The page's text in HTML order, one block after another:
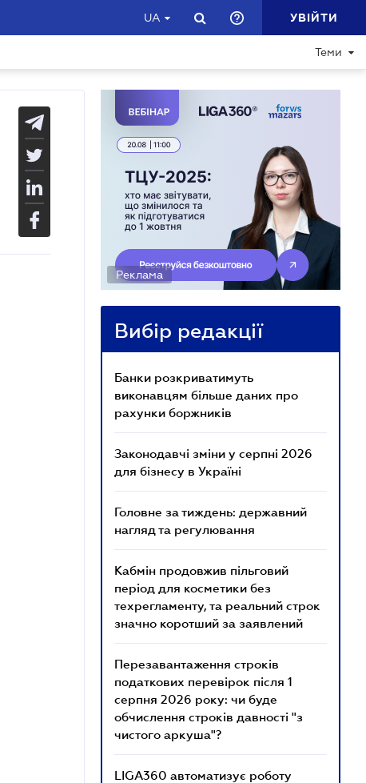
UA УВІЙТИ
Теми
Реклама
Вибір редакції
Банки розкриватимуть
виконавцям більше даних про
рахунки боржників
Законодавчі зміни у серпні 2026
для бізнесу в Україні
Головне за тиждень: державний
нагляд та регулювання
Кабмін продовжив пільговий
період для косметики без
техрегламенту, та реальний строк
значно коротший за заявлений
Перезавантаження строків
податкових перевірок після 1
серпня 2026 року: чи буде
обчислення строків давності "з
чистого аркуша"?
LIGA360 автоматизує роботу